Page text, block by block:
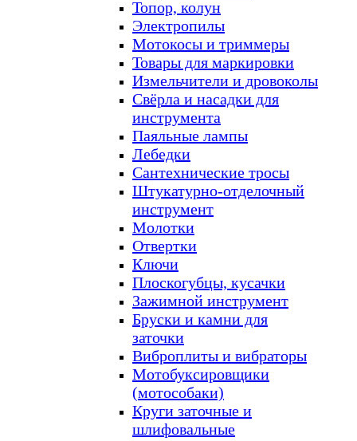
Топор, колун
Электропилы
Мотокосы и триммеры
Товары для маркировки
Измельчители и дровоколы
Свёрла и насадки для
инструмента
Паяльные лампы
Лебедки
Сантехнические тросы
Штукатурно-отделочный
инструмент
Молотки
Отвертки
Ключи
Плоскогубцы, кусачки
Зажимной инструмент
Бруски и камни для
заточки
Виброплиты и вибраторы
Мотобуксировщики
(мотособаки)
Круги заточные и
шлифовальные